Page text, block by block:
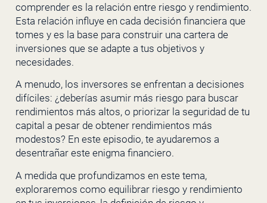
comprender es la relación entre riesgo y rendimiento.
Esta relación influye en cada decisión financiera que
tomes y es la base para construir una cartera de
inversiones que se adapte a tus objetivos y
necesidades.
A menudo, los inversores se enfrentan a decisiones
difíciles: ¿deberías asumir más riesgo para buscar
rendimientos más altos, o priorizar la seguridad de tu
capital a pesar de obtener rendimientos más
modestos? En este episodio, te ayudaremos a
desentrañar este enigma financiero.
A medida que profundizamos en este tema,
exploraremos como equilibrar riesgo y rendimiento